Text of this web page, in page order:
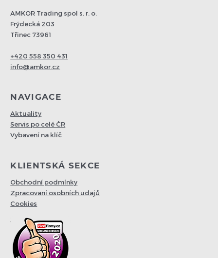
AMKOR Trading spol s. r. o.
Frýdecká 203
Třinec 73961
+420 558 350 431
info@amkor.cz
NAVIGACE
Aktuality
Servis po celé ČR
Vybavení na klíč
KLIENTSKÁ SEKCE
Obchodní podmínky
Zpracovaní osobních udajů
Cookies